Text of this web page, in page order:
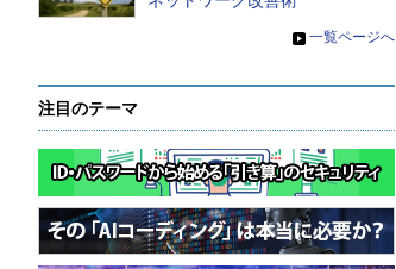
» 一覧ページへ
注目のテーマ